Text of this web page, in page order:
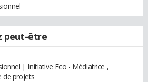
peut-être
| Initiative Eco - Médiatrice ,
de projets